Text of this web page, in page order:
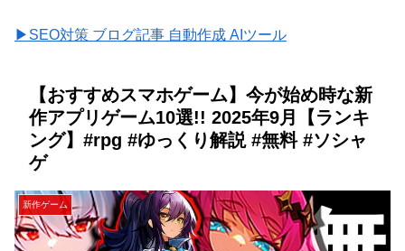
▶SEO対策 ブログ記事 自動作成 AIツール
【おすすめスマホゲーム】今が始め時な新
作アプリゲーム10選!! 2025年9月【ランキ
ング】#rpg #ゆっくり解説 #無料 #ソシャ
ゲ
新作ゲーム